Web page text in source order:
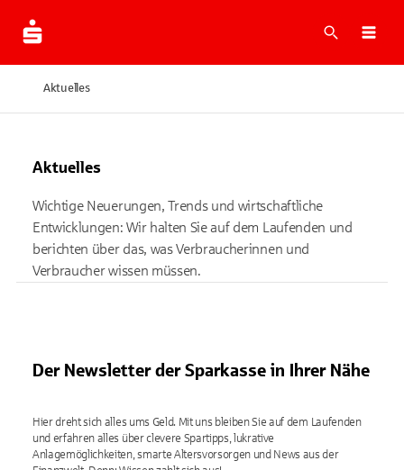
Suche
Aktuelles
Aktuelles
Wichtige Neuerungen, Trends und wirtschaftliche
Entwicklungen: Wir halten Sie auf dem Laufenden und
berichten über das, was Verbraucherinnen und
Verbraucher wissen müssen.
Der Newsletter der Sparkasse in Ihrer Nähe
Hier dreht sich alles ums Geld. Mit uns bleiben Sie auf dem Laufenden
und erfahren alles über clevere Spartipps, lukrative
Anlagemöglichkeiten, smarte Altersvorsorgen und News aus der